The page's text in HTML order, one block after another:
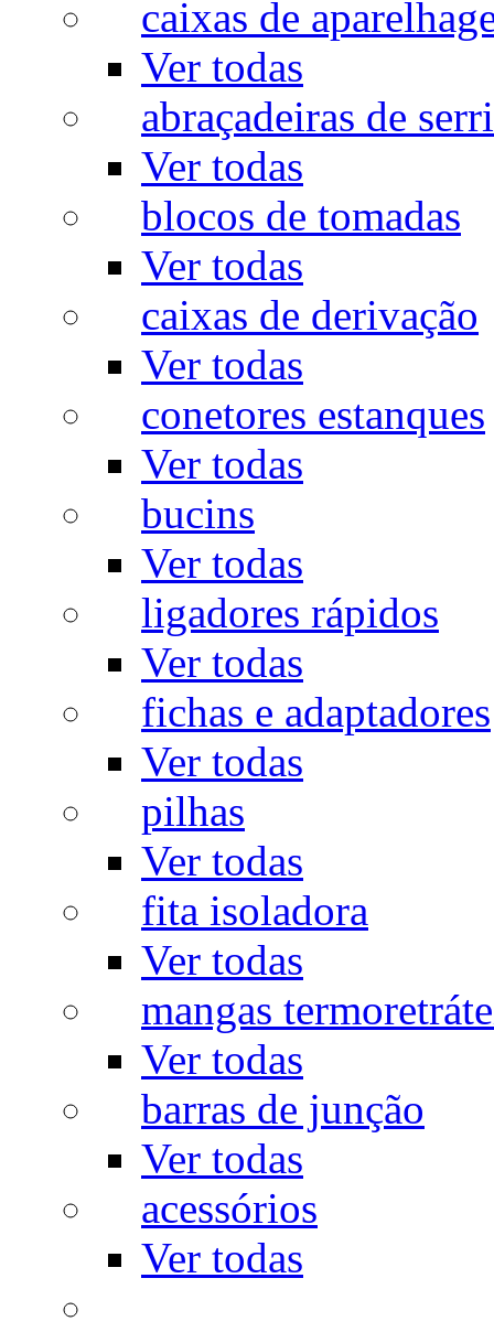
caixas de
Ver todas
abraçadeiras de
Ver todas
blocos de tomadas
Ver todas
caixas de derivação
Ver todas
conetores estanques
Ver todas
bucins
Ver todas
ligadores rápidos
Ver todas
fichas e adaptadores
Ver todas
pilhas
Ver todas
fita isoladora
Ver todas
mangas
Ver todas
barras de junção
Ver todas
acessórios
Ver todas